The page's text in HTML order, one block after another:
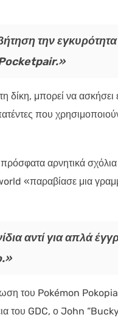
την
δίκη, μπορεί να ασκήσει
που
αρνητικά
«παραβίασε μια
αντί για απλά
του Pokémon
του GDC, ο John